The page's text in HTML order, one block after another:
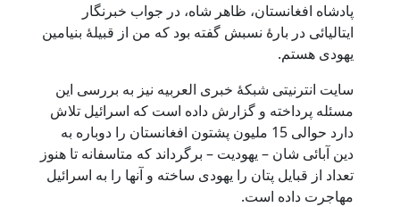
پادشاه افغانستان، ظاهر شاه، در جواب خبرنگار
ایتالیائی در بارۀ نسبش گفته بود که من از قبیلۀ بنیامین
یهودی هستم.
سایت انترنیتی شبکۀ خبری العربیه نیز به بررسی این
مسئله پرداخته و گزارش داده است که اسرائیل تلاش
دارد حوالی 15 ملیون پشتون افغانستان را دوباره به
دین آبائی شان – یهودیت – برگرداند که متاسفانه تا هنوز
تعداد از قبایل پتان را یهودی ساخته و آنها را به اسرائیل
مهاجرت داده است.